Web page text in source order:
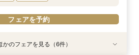
フェアを予約
り
り
り
かのフェアを見る（6件）